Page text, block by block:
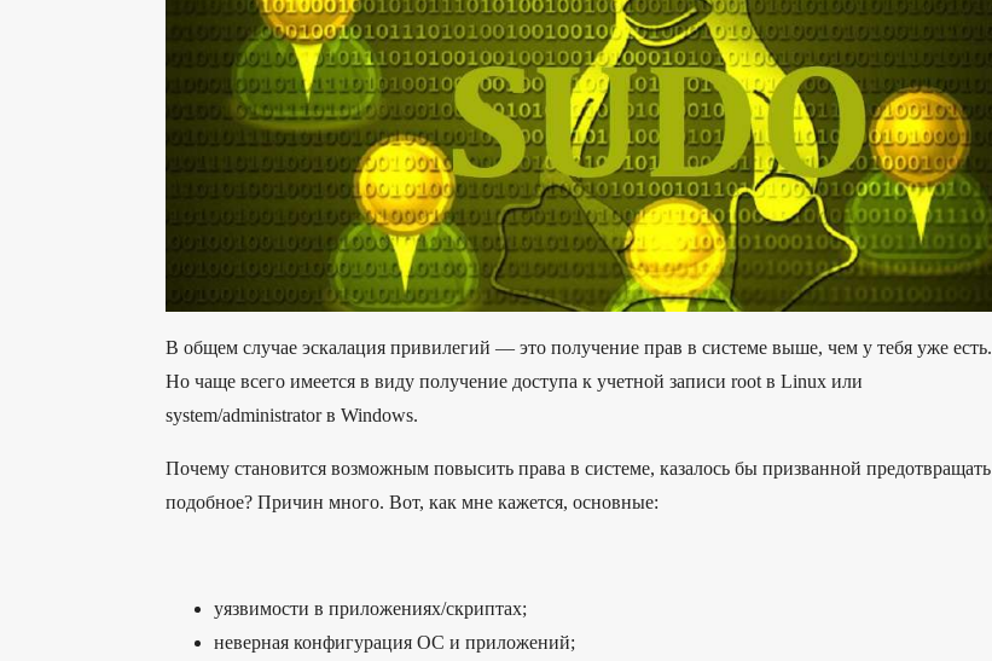
В общем случае эскалация привилегий — это получение прав в системе выше, чем у тебя уже есть.
Но чаще всего имеется в виду получение доступа к учетной записи root в Linux или
system/administrator в Windows.
Почему становится возможным повысить права в системе, казалось бы призванной предотвращать
подобное? Причин много. Вот, как мне кажется, основные:
уязвимости в приложениях/скриптах;
неверная конфигурация ОС и приложений;